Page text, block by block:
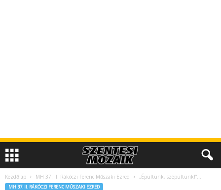
Kezdőlap MH 37. II. Rákóczi Ferenc Műszaki Ezred „Épültünk, szépültünk!”…
MH 37. II. RÁKÓCZI FERENC MŰSZAKI EZRED